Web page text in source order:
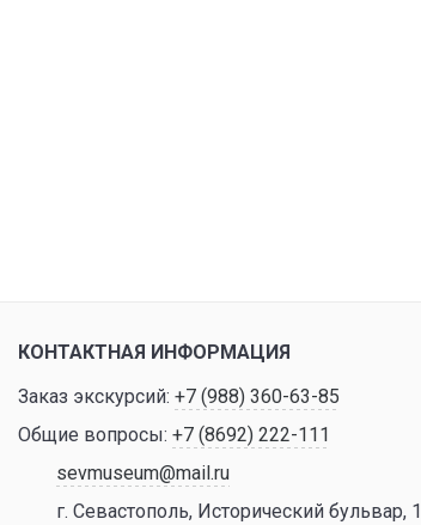
КОНТАКТНАЯ ИНФОРМАЦИЯ
Заказ экскурсий: +7 (988) 360-63-85
Общие вопросы: +7 (8692) 222-111
sevmuseum@mail.ru
г. Севастополь, Исторический бульвар, 1